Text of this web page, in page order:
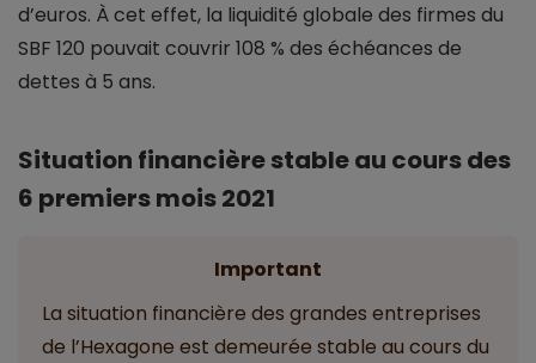
d’euros. À cet effet, la liquidité globale des firmes du
SBF 120 pouvait couvrir 108 % des échéances de
dettes à 5 ans.
Situation financière stable au cours des
6 premiers mois 2021
Important
La situation financière des grandes entreprises
de l’Hexagone est demeurée stable au cours du